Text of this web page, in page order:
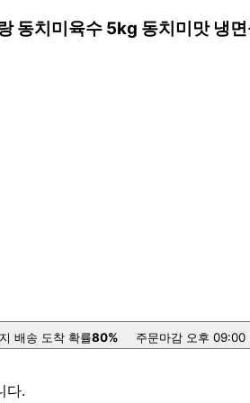
동치미육수 5kg 동치미맛 냉
배송 도착 확률80% 주문마감 오후 09:00
다.